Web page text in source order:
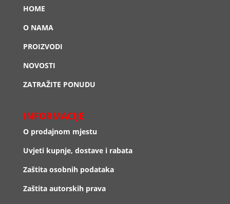
HOME
O NAMA
PROIZVODI
NOVOSTI
ZATRAŽITE PONUDU
INFORMACIJE
O prodajnom mjestu
Uvjeti kupnje, dostave i rabata
Zaštita osobnih podataka
Zaštita autorskih prava